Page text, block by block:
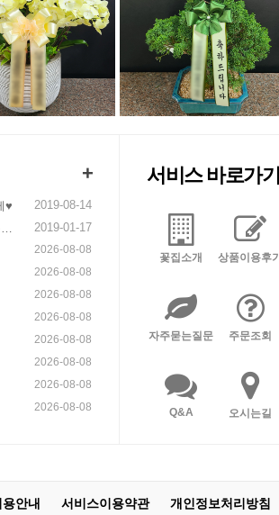
+
♥
2019-08-14
2019-01-17
2026-08-08
2026-08-08
2026-08-08
2026-08-08
2026-08-08
2026-08-08
2026-08-08
2026-08-08
서비스 바로가기
꽃집소개 상품이용후기
자주묻는질문 주문조회
Q&A 오시는길
용안내 서비스이용약관 개인정보처리방침